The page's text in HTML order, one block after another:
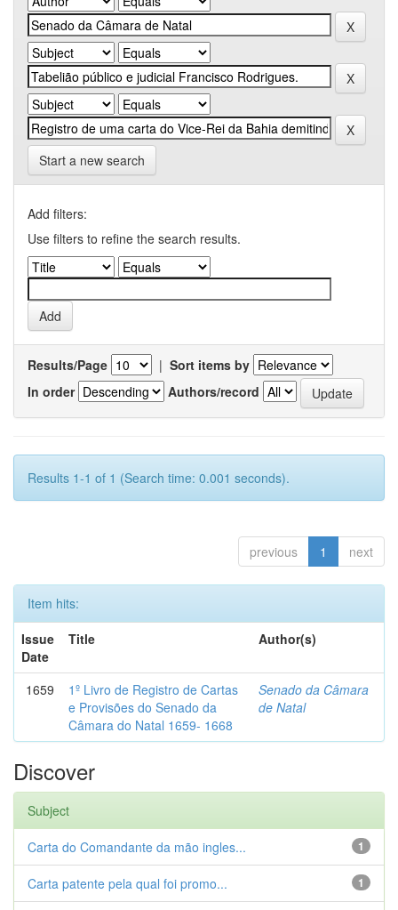
Start a new search
Add filters:
Use filters to refine the search results.
Results/Page | Sort items by
In order
Authors/record
Results 1-1 of 1 (Search time: 0.001 seconds).
previous 1 next
Item hits:
Issue
Date
Title Author(s)
1659
1º Livro de Registro de Cartas
e Provisões do Senado da
Câmara do Natal 1659- 1668
Senado da Câmara
de Natal
Discover
Subject
1
Carta do Comandante da mão ingles...
1
Carta patente pela qual foi promo...